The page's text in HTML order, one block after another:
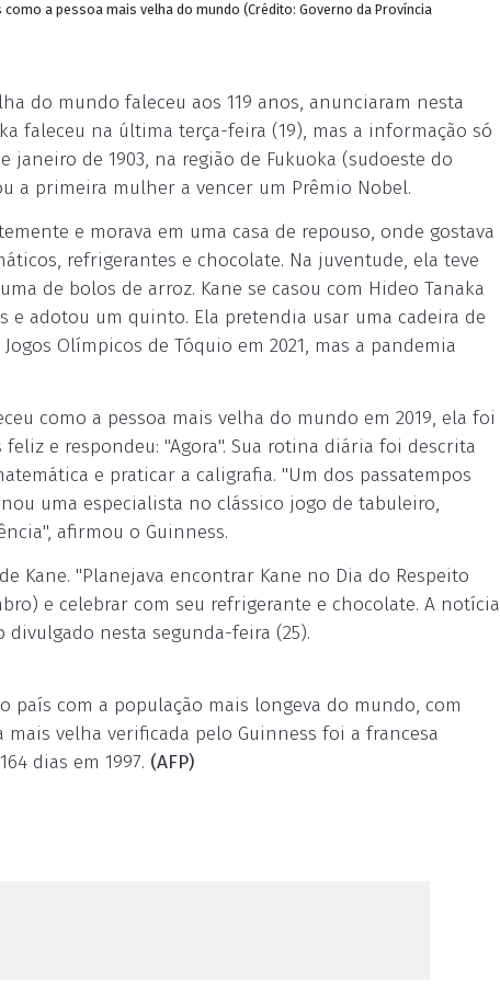
como a pessoa mais velha do mundo (Crédito: Governo da Província
do mundo faleceu aos 119 anos, anunciaram nesta
faleceu na última terça-feira (19), mas a informação só
janeiro de 1903, na região de Fukuoka (sudoeste do
a primeira mulher a vencer um Prêmio Nobel.
e morava em uma casa de repouso, onde gostava
refrigerantes e chocolate. Na juventude, ela teve
de bolos de arroz. Kane se casou com Hideo Tanaka
e adotou um quinto. Ela pretendia usar uma cadeira de
Olímpicos de Tóquio em 2021, mas a pandemia
como a pessoa mais velha do mundo em 2019, ela foi
e respondeu: "Agora". Sua rotina diária foi descrita
e praticar a caligrafia. "Um dos passatempos
uma especialista no clássico jogo de tabuleiro,
afirmou o Guinness.
Kane. "Planejava encontrar Kane no Dia do Respeito
e celebrar com seu refrigerante e chocolate. A notícia
nesta segunda-feira (25).
país com a população mais longeva do mundo, com
mais velha verificada pelo Guinness foi a francesa
dias em 1997. (AFP)